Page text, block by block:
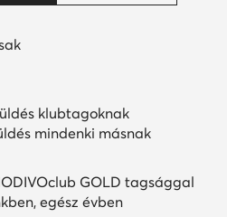
klubtagoknak
mindenki másnak
GOLD tagsággal
egész évben